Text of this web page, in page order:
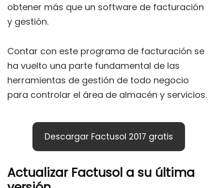
obtener más que un software de facturación
y gestión.
Contar con este programa de facturación se
ha vuelto una parte fundamental de las
herramientas de gestión de todo negocio
para controlar el área de almacén y servicios.
Descargar Factusol 2017 gratis
Actualizar Factusol a su última